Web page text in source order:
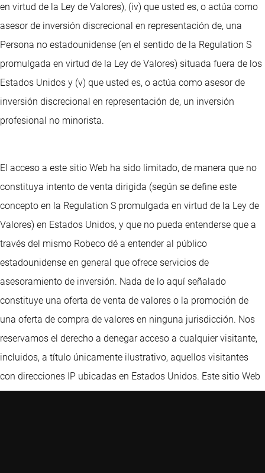
en virtud de la Ley de Valores), (iv) que usted es, o actúa como
asesor de inversión discrecional en representación de, una
Persona no estadounidense (en el sentido de la Regulation S
promulgada en virtud de la Ley de Valores) situada fuera de los
Estados Unidos y (v) que usted es, o actúa como asesor de
inversión discrecional en representación de, un inversión
profesional no minorista.
El acceso a este sitio Web ha sido limitado, de manera que no
constituya intento de venta dirigida (según se define este
concepto en la Regulation S promulgada en virtud de la Ley de
Valores) en Estados Unidos, y que no pueda entenderse que a
través del mismo Robeco dé a entender al público
estadounidense en general que ofrece servicios de
asesoramiento de inversión. Nada de lo aquí señalado
constituye una oferta de venta de valores o la promoción de
una oferta de compra de valores en ninguna jurisdicción. Nos
reservamos el derecho a denegar acceso a cualquier visitante,
incluidos, a título únicamente ilustrativo, aquellos visitantes
con direcciones IP ubicadas en Estados Unidos. Este sitio Web